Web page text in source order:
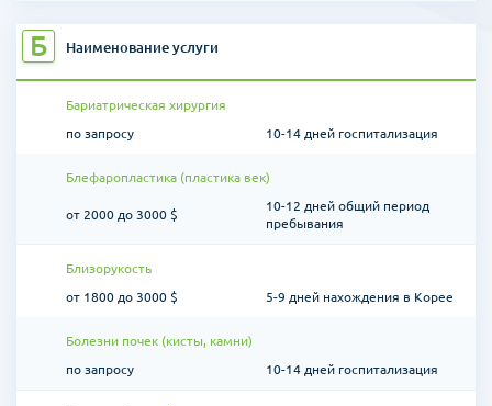
Б Наименование услуги
Бариатрическая хирургия
по запросу
10-14 дней госпитализация
Блефаропластика (пластика век)
от 2000 до 3000 $
10-12 дней общий период
пребывания
Близорукость
от 1800 до 3000 $
5-9 дней нахождения в Корее
Болезни почек (кисты, камни)
по запросу
10-14 дней госпитализация